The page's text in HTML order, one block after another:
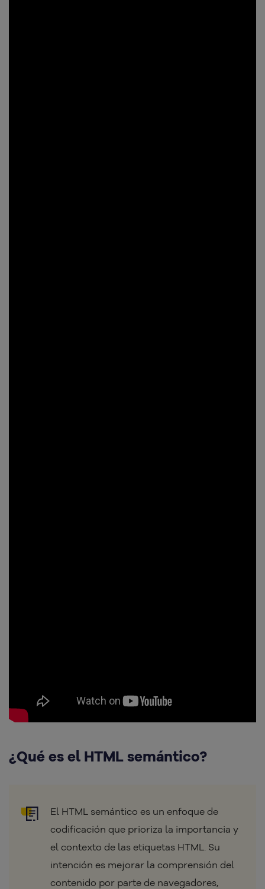
¿Qué es el HTML semántico?
El HTML semántico es un enfoque de
codificación que prioriza la importancia y
el contexto de las etiquetas HTML. Su
intención es mejorar la comprensión del
contenido por parte de navegadores,